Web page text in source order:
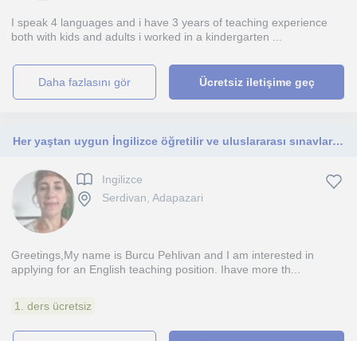
I speak 4 languages and i have 3 years of teaching experience
both with kids and adults i worked in a kindergarten ...
daha fazlasını gör Ücretsiz iletişime geç
Her yaştan uygun İngilizce öğretilir ve uluslararası sınavlara hazırlık
Ingilizce
Serdivan, Adapazari
Greetings,My name is Burcu Pehlivan and I am interested in
applying for an English teaching position. Ihave more th...
1. ders ücretsiz